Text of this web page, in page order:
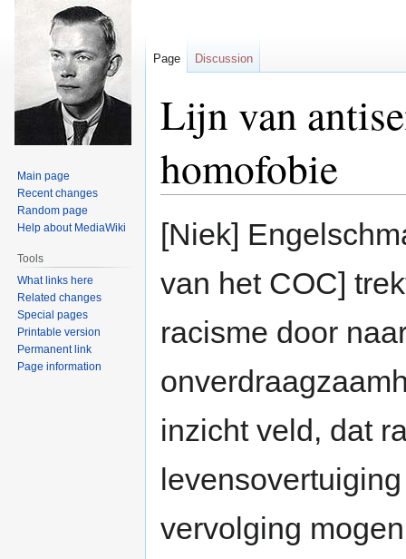
Lijn van
homofobie
Jump
Jump
[Niek]
van het COC]
racisme door
inzicht veld, dat
vervolging
Page Discussion
Main page
Recent changes
Random page
Help about MediaWiki
Tools
What links here
Related changes
Special pages
Printable version
Permanent link
Page information